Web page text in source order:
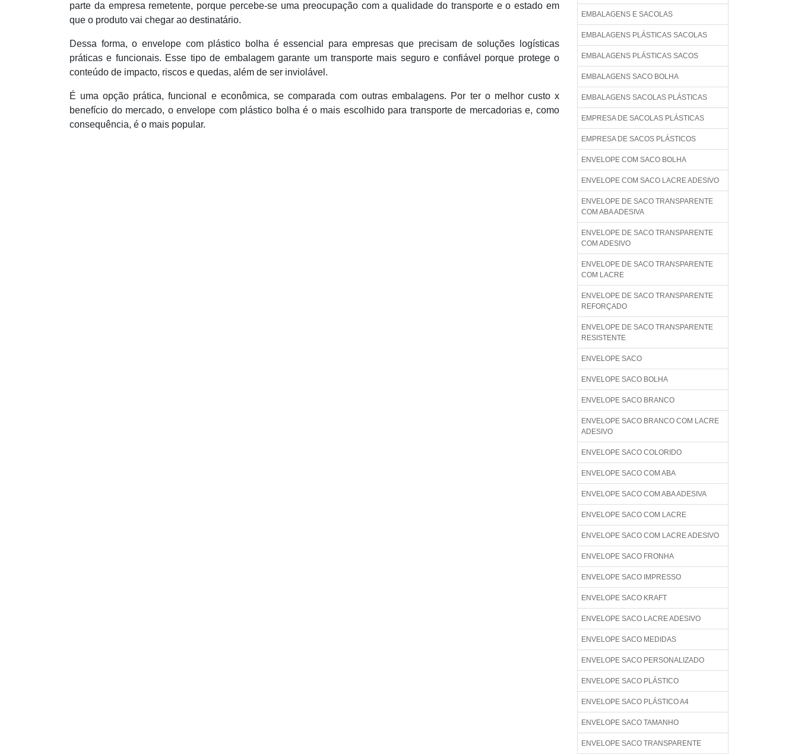
parte da empresa remetente, porque percebe-se uma preocupação com a qualidade do transporte e o estado em
que o produto vai chegar ao destinatário.
Dessa forma, o envelope com plástico bolha é essencial para empresas que precisam de soluções logísticas
práticas e funcionais. Esse tipo de embalagem garante um transporte mais seguro e confiável porque protege o
conteúdo de impacto, riscos e quedas, além de ser inviolável.
É uma opção prática, funcional e econômica, se comparada com outras embalagens. Por ter o melhor custo x
benefício do mercado, o envelope com plástico bolha é o mais escolhido para transporte de mercadorias e, como
consequência, é o mais popular.
EMBALAGENS E SACOLAS
EMBALAGENS PLÁSTICAS SACOLAS
EMBALAGENS PLÁSTICAS SACOS
EMBALAGENS SACO BOLHA
EMBALAGENS SACOLAS PLÁSTICAS
EMPRESA DE SACOLAS PLÁSTICAS
EMPRESA DE SACOS PLÁSTICOS
ENVELOPE COM SACO BOLHA
ENVELOPE COM SACO LACRE ADESIVO
ENVELOPE DE SACO TRANSPARENTE
COM ABA ADESIVA
ENVELOPE DE SACO TRANSPARENTE
COM ADESIVO
ENVELOPE DE SACO TRANSPARENTE
COM LACRE
ENVELOPE DE SACO TRANSPARENTE
REFORÇADO
ENVELOPE DE SACO TRANSPARENTE
RESISTENTE
ENVELOPE SACO
ENVELOPE SACO BOLHA
ENVELOPE SACO BRANCO
ENVELOPE SACO BRANCO COM LACRE
ADESIVO
ENVELOPE SACO COLORIDO
ENVELOPE SACO COM ABA
ENVELOPE SACO COM ABA ADESIVA
ENVELOPE SACO COM LACRE
ENVELOPE SACO COM LACRE ADESIVO
ENVELOPE SACO FRONHA
ENVELOPE SACO IMPRESSO
ENVELOPE SACO KRAFT
ENVELOPE SACO LACRE ADESIVO
ENVELOPE SACO MEDIDAS
ENVELOPE SACO PERSONALIZADO
ENVELOPE SACO PLÁSTICO
ENVELOPE SACO PLÁSTICO A4
ENVELOPE SACO TAMANHO
ENVELOPE SACO TRANSPARENTE